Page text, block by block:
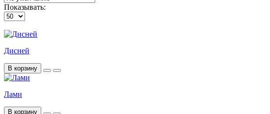
Показывать:
Дисней
В корзину
Лами
В корзину